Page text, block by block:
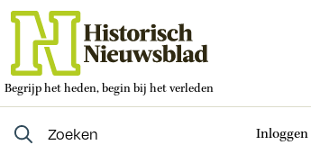
Begrijp het heden, begin bij het verleden
Inloggen